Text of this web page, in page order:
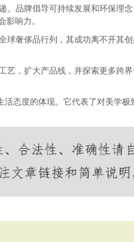
。品牌倡导可持续发展和环保理
影响力。
球奢侈品行列，其成功离不开
，扩大产品线，并探索更多跨
活态度的体现。它代表了对美学